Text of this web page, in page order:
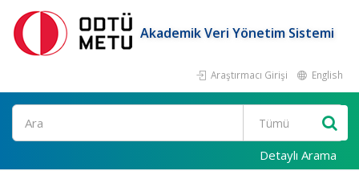
Akademik Veri Yönetim Sistemi
Araştırmacı Girişi English
Ara
Detaylı Arama